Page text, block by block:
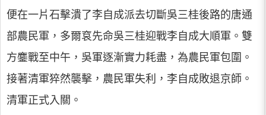
便在一片石擊潰了李自成派去切斷吳三桂後路的唐通
部農民軍，多爾袞先命吳三桂迎戰李自成大順軍。雙
方鏖戰至中午，吳軍逐漸實力耗盡，為農民軍包圍。
接著清軍猝然襲擊，農民軍失利，李自成敗退京師。
清軍正式入關。